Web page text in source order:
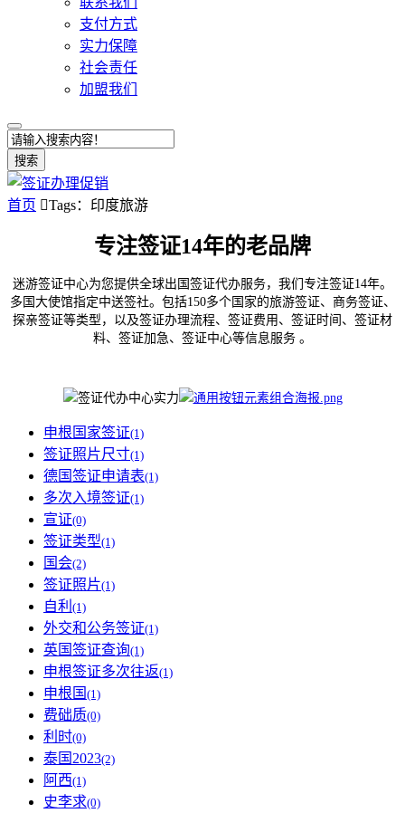
支付方式
实力保障
社会责任
加盟我们
搜索
首页 Tags：印度旅游
专注签证14年的老品牌
迷游签证中心为您提供全球出国签证代办服务，我们专注签证14年。
多国大使馆指定中送签社。包括150多个国家的旅游签证、商务签证、
探亲签证等类型，以及签证办理流程、签证费用、签证时间、签证材
料、签证加急、签证中心等信息服务 。
申根国家签证(1)
签证照片尺寸(1)
德国签证申请表(1)
多次入境签证(1)
宣证(0)
签证类型(1)
国会(2)
签证照片(1)
自利 (1)
外交和公务签证(1)
英国签证查询(1)
申根签证多次往返(1)
申根国 (1)
费础质(0)
利时(0)
泰国2023(2)
阿西(1)
史李求(0)